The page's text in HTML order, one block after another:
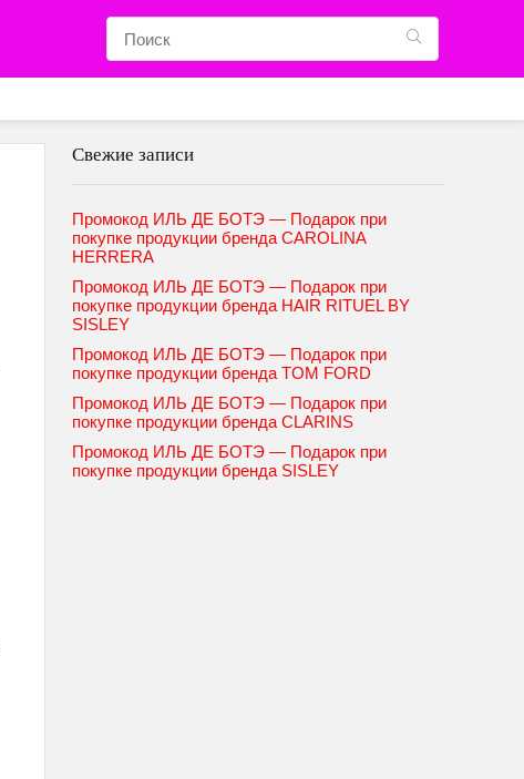
Свежие записи
Промокод ИЛЬ ДЕ БОТЭ — Подарок при
покупке продукции бренда CAROLINA
HERRERA
Промокод ИЛЬ ДЕ БОТЭ — Подарок при
покупке продукции бренда HAIR RITUEL BY
SISLEY
Промокод ИЛЬ ДЕ БОТЭ — Подарок при
покупке продукции бренда TOM FORD
Промокод ИЛЬ ДЕ БОТЭ — Подарок при
покупке продукции бренда CLARINS
Промокод ИЛЬ ДЕ БОТЭ — Подарок при
покупке продукции бренда SISLEY